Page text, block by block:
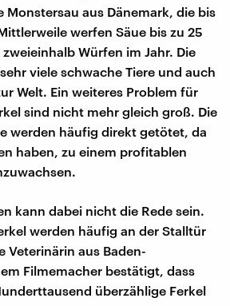
Monstersau aus Dänemark, die bis
werfen Säue bis zu 25
Würfen im Jahr. Die
viele schwache Tiere und auch
Welt. Ein weiteres Problem für
sind nicht mehr gleich groß. Die
werden häufig direkt getötet, da
haben, zu einem profitablen
kann dabei nicht die Rede sein.
werden häufig an der Stalltür
Veterinärin aus Baden-
Filmemacher bestätigt, dass
überzählige Ferkel